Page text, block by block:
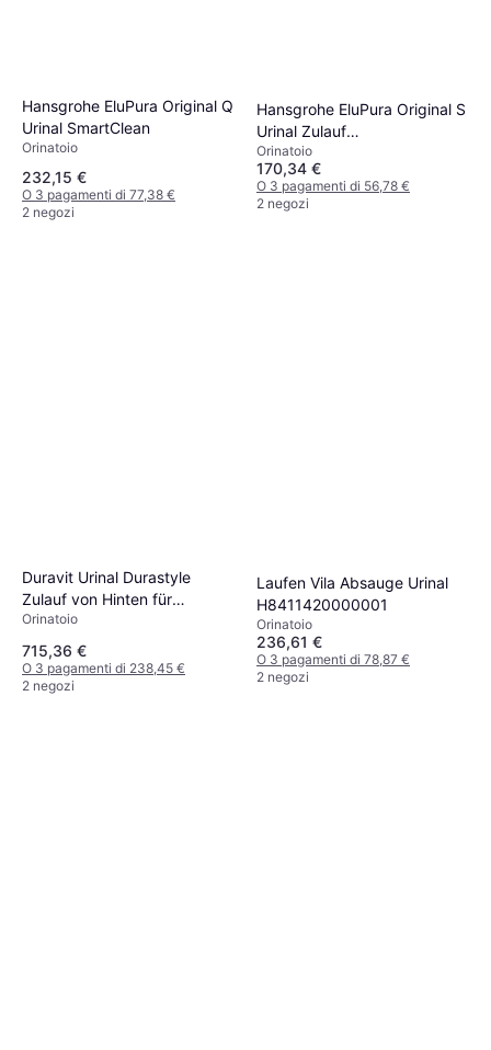
Hansgrohe EluPura Original Q
Urinal SmartClean
Orinatoio
232,15 €
O 3 pagamenti di 77,38 €
2 negozi
Hansgrohe EluPura Original S
Urinal Zulauf
320x310x600mm
Orinatoio
170,34 €
O 3 pagamenti di 56,78 €
2 negozi
Duravit Urinal Durastyle
Zulauf von Hinten für
Batterieanschluss ohne Fliege
Orinatoio
715,36 €
O 3 pagamenti di 238,45 €
2 negozi
Laufen Vila Absauge Urinal
H8411420000001
Orinatoio
236,61 €
O 3 pagamenti di 78,87 €
2 negozi